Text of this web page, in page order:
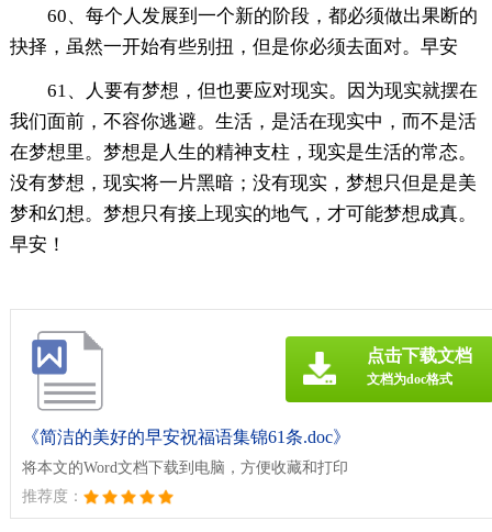
60、每个人发展到一个新的阶段，都必须做出果断的
抉择，虽然一开始有些别扭，但是你必须去面对。早安
61、人要有梦想，但也要应对现实。因为现实就摆在
我们面前，不容你逃避。生活，是活在现实中，而不是活
在梦想里。梦想是人生的精神支柱，现实是生活的常态。
没有梦想，现实将一片黑暗；没有现实，梦想只但是是美
梦和幻想。梦想只有接上现实的地气，才可能梦想成真。
早安！
《简洁的美好的早安祝福语集锦61条.doc》
将本文的Word文档下载到电脑，方便收藏和打印
推荐度：
点击下载文档
文档为doc格式